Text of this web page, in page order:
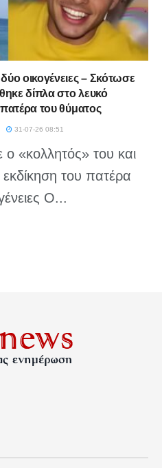
οικογένειες – Σκότωσε
δίπλα στο λευκό
του θύματος
31-07-26 08:51
ο «κολλητός» του και
του πατέρα
Ο...